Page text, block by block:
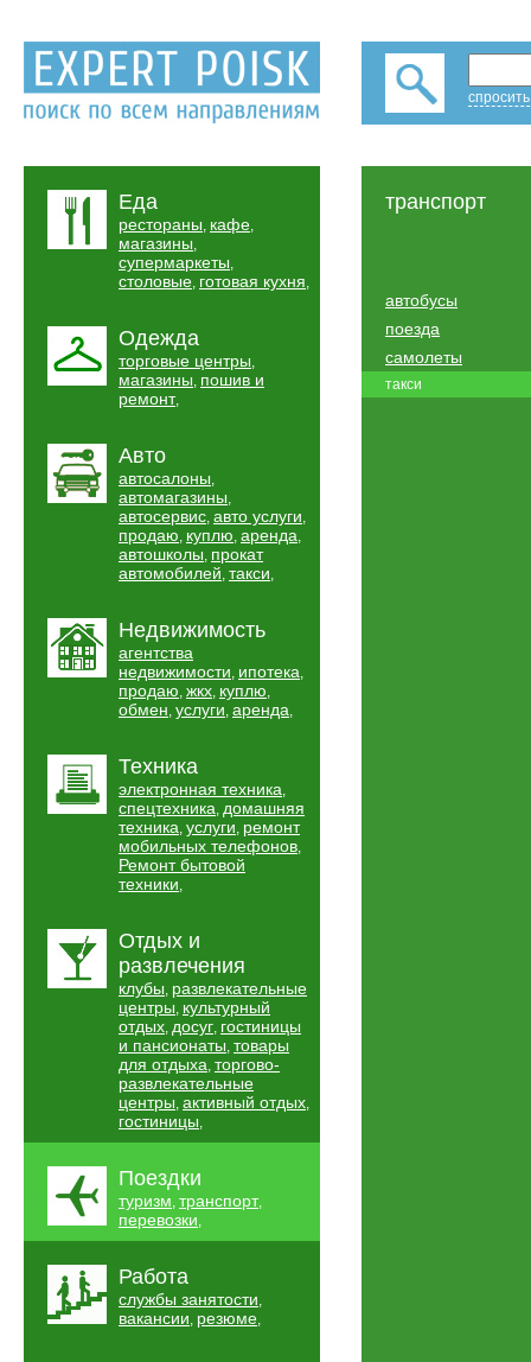
Еда
рестораны, кафе,
магазины,
супермаркеты,
столовые, готовая кухня,
Одежда
торговые центры,
магазины, пошив и
ремонт,
Авто
автосалоны,
автомагазины,
автосервис, авто услуги,
продаю, куплю, аренда,
автошколы, прокат
автомобилей, такси,
Недвижимость
агентства
недвижимости, ипотека,
продаю, жкх, куплю,
обмен, услуги, аренда,
Техника
электронная техника,
спецтехника, домашняя
техника, услуги, ремонт
мобильных телефонов,
Ремонт бытовой
техники,
Отдых и
развлечения
клубы, развлекательные
центры, культурный
отдых, досуг, гостиницы
и пансионаты, товары
для отдыха, торгово-
развлекательные
центры, активный отдых,
гостиницы,
Поездки
туризм, транспорт,
перевозки,
Работа
службы занятости,
вакансии, резюме,
транспорт
автобусы
поезда
самолеты
такси